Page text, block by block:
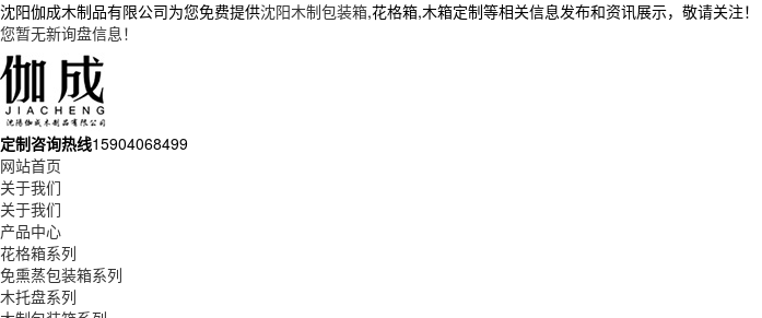
沈阳伽成木制品有限公司为您免费提供沈阳木制包装箱,花格箱,木箱定制等相关信息发布和资讯展示，敬请关注！
您暂无新询盘信息！
定制咨询热线15904068499
网站首页
关于我们
关于我们
产品中心
花格箱系列
免熏蒸包装箱系列
木托盘系列